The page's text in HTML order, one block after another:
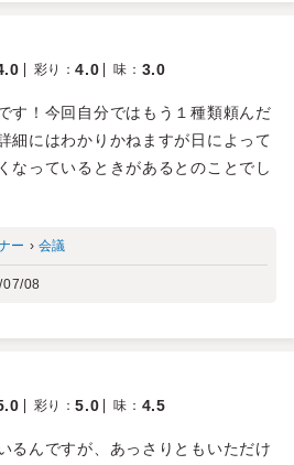
彩り ：4.0 味 ： 3.0
す！今回自分ではもう１種類頼んだ
細にはわかりかねますが日によって
なっているときがあるとのことでし
ー › 会議
08
彩り ：5.0 味 ： 4.5
るんですが、あっさりともいただけ